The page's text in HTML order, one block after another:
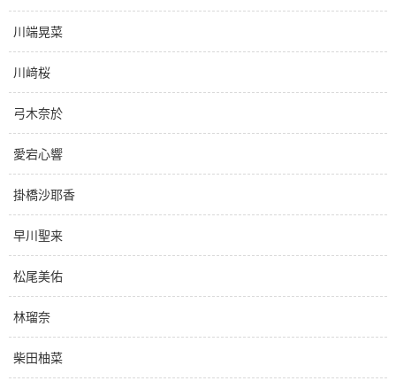
川端晃菜
川﨑桜
弓木奈於
愛宕心響
掛橋沙耶香
早川聖来
松尾美佑
林瑠奈
柴田柚菜